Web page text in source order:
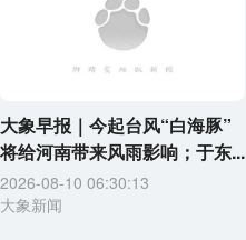
大象早报｜今起台风“白海豚”
将给河南带来风雨影响；于东...
2026-08-10 06:30:13
大象新闻